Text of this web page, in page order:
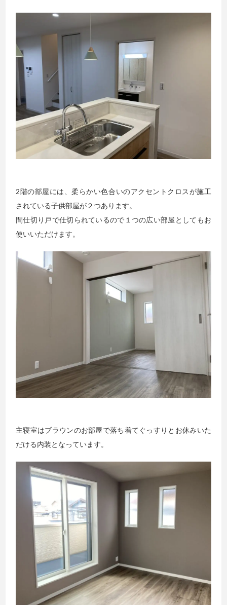
2階の部屋には、柔らかい色合いのアクセントクロスが施工
されている子供部屋が２つあります。
間仕切り戸で仕切られているので１つの広い部屋としてもお
使いいただけます。
主寝室はブラウンのお部屋で落ち着てぐっすりとお休みいた
だける内装となっています。